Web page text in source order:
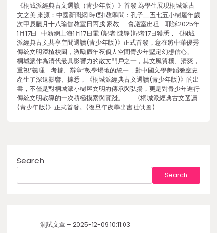
《桐城派經典古文選讀（青少年版）》首發 為學生展現桐城派古
文之美 來源：中國新聞網 時1對1教學間：孔子二五七五小樹屋年歲
次甲辰臘月十八瑜伽教室日丙戌 家教 會議室出租 耶穌2025年
1月17日 中新網上海1月17日電 (記者 陳靜)記者17日獲悉，《桐城
派經典古文共享空間選讀(青少年版)》正式首發，意在將中華優秀
傳統文明深植校園，激勵廣年夜個人空間青少年堅定幻想信心。
桐城派作為清代最具影響力的散文門戶之一，其文風質樸、清爽，
重視“義理、考據、辭章”教學場地的統一，對中國文學舞蹈教室史
產生了深遠影響。據悉，《桐城派經典古文選讀(青少年版)》的出
書，不僅是對桐城派小樹屋文明的傳承與弘揚，更是對青少年進行
傳統文明教導的一次積極摸索與實踐。 《桐城派經典古文選讀
(青少年版)》正式首發。(復旦年夜學出書社供圖)…
Search
Search
測試文章 – 2025-12-09 10:11:03